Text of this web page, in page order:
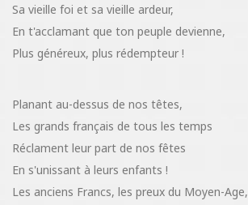
Sa vieille foi et sa vieille ardeur,
En t'acclamant que ton peuple devienne,
Plus généreux, plus rédempteur !
Planant au-dessus de nos têtes,
Les grands français de tous les temps
Réclament leur part de nos fêtes
En s'unissant à leurs enfants !
Les anciens Francs, les preux du Moyen-Age,